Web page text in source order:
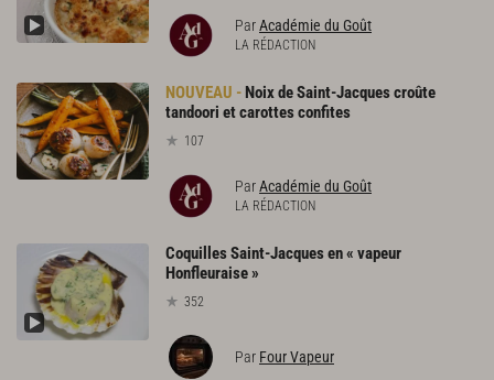
ParAcadémie du Goût
LA RÉDACTION
Noix de Saint-Jacques croûte
tandoori et carottes confites
107
ParAcadémie du Goût
LA RÉDACTION
Coquilles Saint-Jacques en « vapeur
Honfleuraise »
352
Par Four Vapeur